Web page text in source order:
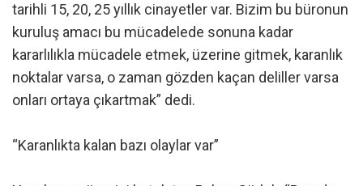
tarihli 15, 20, 25 yıllık cinayetler var. Bizim bu büronun
kuruluş amacı bu mücadelede sonuna kadar
kararlılıkla mücadele etmek, üzerine gitmek, karanlık
noktalar varsa, o zaman gözden kaçan deliller varsa
onları ortaya çıkartmak” dedi.
“Karanlıkta kalan bazı olaylar var”